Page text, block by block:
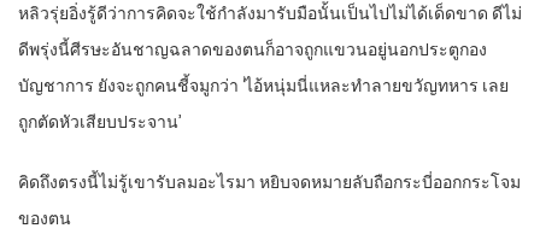
หลิวรุ่ยอิ่งรู้ดีว่าการคิดจะใช้กำลังมารับมือนั้นเป็นไปไม่ได้เด็ดขาด ดีไม่
ดีพรุ่งนี้ศีรษะอันชาญฉลาดของตนก็อาจถูกแขวนอยู่นอกประตูกอง
บัญชาการ ยังจะถูกคนชี้จมูกว่า ‘ไอ้หนุ่มนี่แหละทำลายขวัญทหาร เลย
ถูกตัดหัวเสียบประจาน’
คิดถึงตรงนี้ไม่รู้เขารับลมอะไรมา หยิบจดหมายลับถือกระบี่ออกกระโจม
ของตน